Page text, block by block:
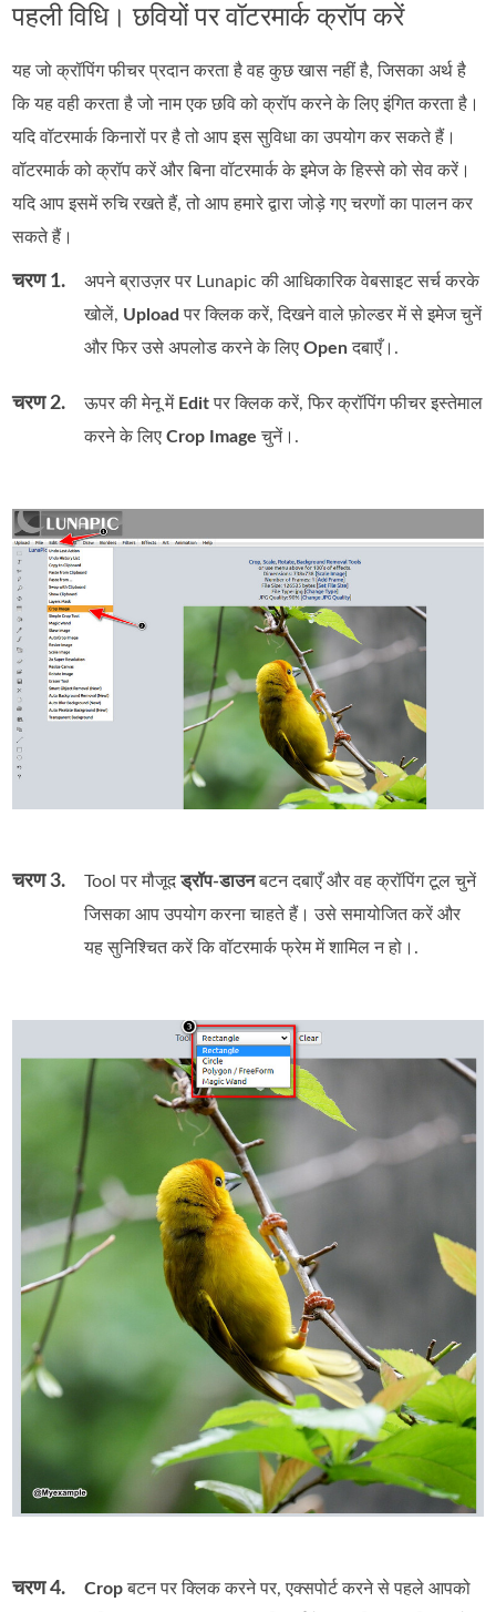
पहली विधि। छवियों पर वॉटरमार्क क्रॉप करें
यह जो क्रॉपिंग फीचर प्रदान करता है वह कुछ खास नहीं है, जिसका अर्थ है
कि यह वही करता है जो नाम एक छवि को क्रॉप करने के लिए इंगित करता है।
यदि वॉटरमार्क किनारों पर है तो आप इस सुविधा का उपयोग कर सकते हैं।
वॉटरमार्क को क्रॉप करें और बिना वॉटरमार्क के इमेज के हिस्से को सेव करें।
यदि आप इसमें रुचि रखते हैं, तो आप हमारे द्वारा जोड़े गए चरणों का पालन कर
सकते हैं।
चरण 1.
अपने ब्राउज़र पर Lunapic की आधिकारिक वेबसाइट सर्च करके
खोलें, Upload पर क्लिक करें, दिखने वाले फ़ोल्डर में से इमेज चुनें
और फिर उसे अपलोड करने के लिएOpenदबाएँ।.
चरण 2. ऊपर की मेनू में Editपर क्लिक करें, फिर क्रॉपिंग फीचर इस्तेमाल
करने के लिएCrop Image चुनें।.
चरण 3. Tool पर मौजूदड्रॉप‑डाउनबटन दबाएँ और वह क्रॉपिंग टूल चुनें
जिसका आप उपयोग करना चाहते हैं। उसे समायोजित करें और
यह सुनिश्चित करें कि वॉटरमार्क फ्रेम में शामिल न हो।.
चरण 4. Cropबटन पर क्लिक करने पर, एक्सपोर्ट करने से पहले आपको